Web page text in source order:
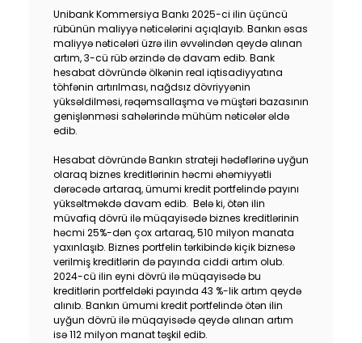
Xidmət şəbəkəsi
Bank haqqında
Dayanıqlılıq
Keşbek
Tariflər
İnsan Resursları
Əlaqə və təkliflər
Unibank Kommersiya Bankı 2025-ci ilin üçüncü
rübünün maliyyə nəticələrini açıqlayıb. Bankın əsas
maliyyə nəticələri üzrə ilin əvvəlindən qeydə alınan
artım, 3-cü rüb ərzində də davam edib. Bank
hesabat dövründə ölkənin real iqtisadiyyatına
töhfənin artırılması, nağdsız dövriyyənin
yüksəldilməsi, rəqəmsallaşma və müştəri bazasının
genişlənməsi sahələrində mühüm nəticələr əldə
edib.
Hesabat dövründə Bankın strateji hədəflərinə uyğun
olaraq biznes kreditlərinin həcmi əhəmiyyətli
dərəcədə artaraq, ümumi kredit portfelində payını
yüksəltməkdə davam edib. Belə ki, ötən ilin
müvafiq dövrü ilə müqayisədə biznes kreditlərinin
həcmi 25%-dən çox artaraq, 510 milyon manata
yaxınlaşıb. Biznes portfelin tərkibində kiçik biznesə
verilmiş kreditlərin də payında ciddi artım olub.
2024-cü ilin eyni dövrü ilə müqayisədə bu
kreditlərin portfeldəki payında 43 %-lik artım qeydə
alınıb. Bankın ümumi kredit portfelində ötən ilin
uyğun dövrü ilə müqayisədə qeydə alınan artım
isə 112 milyon manat təşkil edib.